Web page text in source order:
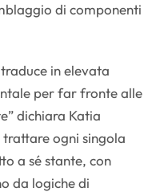
di componenti
in elevata
per far fronte alle
dichiara Katia
trattare ogni singola
a sé stante, con
da logiche di